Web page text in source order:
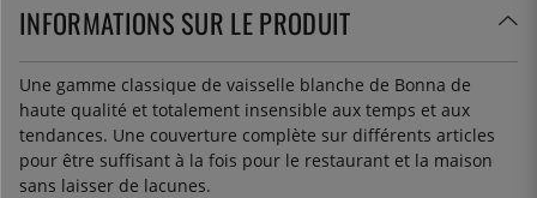
INFORMATIONS SUR LE PRODUIT
Une gamme classique de vaisselle blanche de Bonna de
haute qualité et totalement insensible aux temps et aux
tendances. Une couverture complète sur différents articles
pour être suffisant à la fois pour le restaurant et la maison
sans laisser de lacunes.